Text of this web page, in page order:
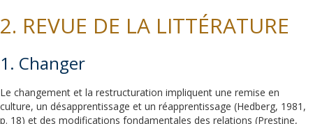
2. REVUE DE LA LITTÉRATURE
1. Changer
Le changement et la restructuration impliquent une remise en
culture, un désapprentissage et un réapprentissage (Hedberg, 1981,
p. 18) et des modifications fondamentales des relations (Prestine,